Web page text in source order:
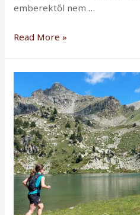
emberektől nem …
Interjú
es
teljesítőnkkel
–
Nálunk
te
vagy
sztár!
Read More »